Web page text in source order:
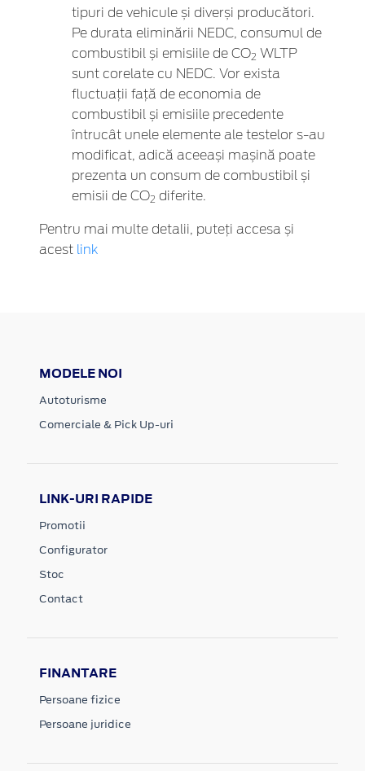
tipuri de vehicule și diverși producători.
Pe durata eliminării NEDC, consumul de
combustibil și emisiile de CO2 WLTP
sunt corelate cu NEDC. Vor exista
fluctuații față de economia de
combustibil și emisiile precedente
întrucât unele elemente ale testelor s-au
modificat, adică aceeași mașină poate
prezenta un consum de combustibil și
emisii de CO2 diferite.
Pentru mai multe detalii, puteți accesa și
acest link
MODELE NOI
Autoturisme
Comerciale & Pick Up-uri
LINK-URI RAPIDE
Promotii
Configurator
Stoc
Contact
FINANTARE
Persoane fizice
Persoane juridice